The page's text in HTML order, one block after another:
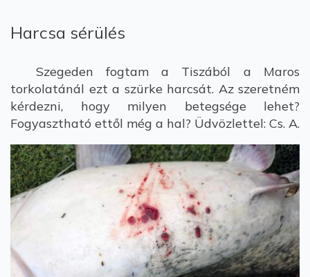
Harcsa sérülés
Szegeden fogtam a Tiszából a Maros
torkolatánál ezt a szürke harcsát. Az szeretném
kérdezni, hogy milyen betegsége lehet?
Fogyasztható ettől még a hal? Üdvözlettel: Cs. A.